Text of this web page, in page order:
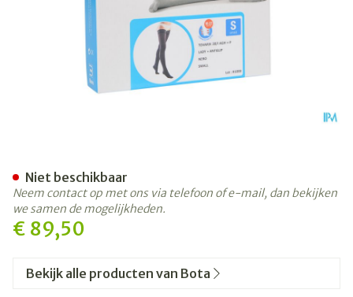
€ 89,50
Niet beschikbaar
Neem contact op met ons via telefoon of e-mail, dan bekijken
we samen de mogelijkheden.
Bekijk alle producten van Bota